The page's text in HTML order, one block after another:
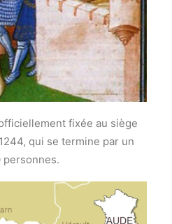
fixée au siège
qui se termine par un
personnes.